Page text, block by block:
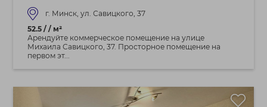
г. Минск, ул. Савицкого, 37
52.5 / / м²
Арендуйте коммерческое помещение на улице
Михаила Савицкого, 37. Просторное помещение на
первом эт...